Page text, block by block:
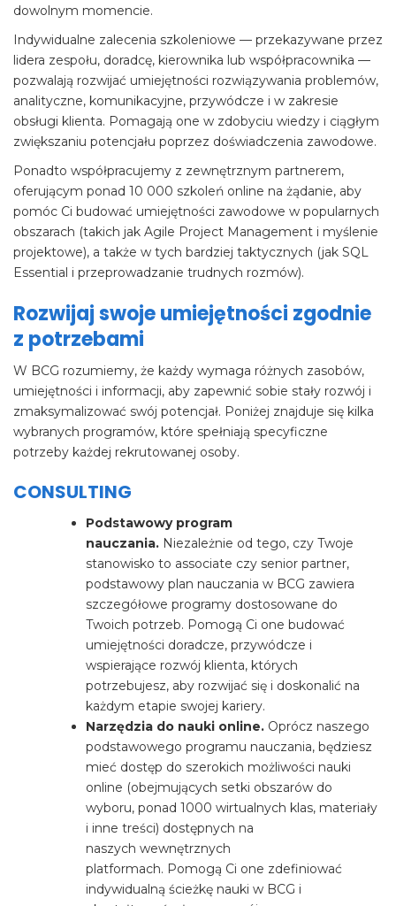
dowolnym momencie.
Indywidualne zalecenia szkoleniowe — przekazywane przez
lidera zespołu, doradcę, kierownika lub współpracownika —
pozwalają rozwijać umiejętności rozwiązywania problemów,
analityczne, komunikacyjne, przywódcze i w zakresie
obsługi klienta. Pomagają one w zdobyciu wiedzy i ciągłym
zwiększaniu potencjału poprzez doświadczenia zawodowe.
Ponadto współpracujemy z zewnętrznym partnerem,
oferującym ponad 10 000 szkoleń online na żądanie, aby
pomóc Ci budować umiejętności zawodowe w popularnych
obszarach (takich jak Agile Project Management i myślenie
projektowe), a także w tych bardziej taktycznych (jak SQL
Essential i przeprowadzanie trudnych rozmów).
Rozwijaj swoje umiejętności zgodnie
z potrzebami
W BCG rozumiemy, że każdy wymaga różnych zasobów,
umiejętności i informacji, aby zapewnić sobie stały rozwój i
zmaksymalizować swój potencjał. Poniżej znajduje się kilka
wybranych programów, które spełniają specyficzne
potrzeby każdej rekrutowanej osoby.
CONSULTING
Podstawowy program
nauczania. Niezależnie od tego, czy Twoje
stanowisko to associate czy senior partner,
podstawowy plan nauczania w BCG zawiera
szczegółowe programy dostosowane do
Twoich potrzeb. Pomogą Ci one budować
umiejętności doradcze, przywódcze i
wspierające rozwój klienta, których
potrzebujesz, aby rozwijać się i doskonalić na
każdym etapie swojej kariery.
Narzędzia do nauki online. Oprócz naszego
podstawowego programu nauczania, będziesz
mieć dostęp do szerokich możliwości nauki
online (obejmujących setki obszarów do
wyboru, ponad 1000 wirtualnych klas, materiały
i inne treści) dostępnych na
naszych wewnętrznych
platformach. Pomogą Ci one zdefiniować
indywidualną ścieżkę nauki w BCG i